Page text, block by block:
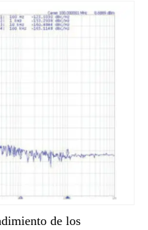
de los